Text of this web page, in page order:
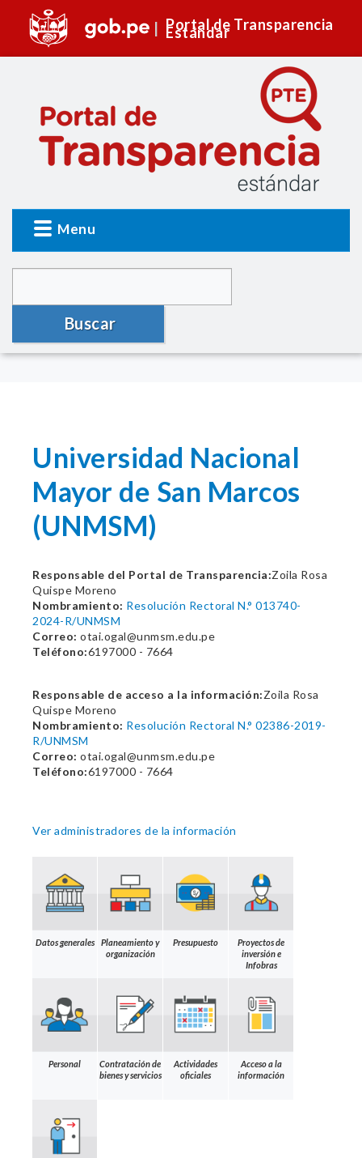
Portal de Transparencia
Estándar
Menu
Buscar
Universidad Nacional
Mayor de San Marcos
(UNMSM)
Responsable del Portal de Transparencia:Zoila Rosa
Quispe Moreno
Nombramiento: Resolución Rectoral N.° 013740-
2024-R/UNMSM
Correo: otai.ogal@unmsm.edu.pe
Teléfono:6197000 - 7664
Responsable de acceso a la información:Zoila Rosa
Quispe Moreno
Nombramiento: Resolución Rectoral N.° 02386-2019-
R/UNMSM
Correo: otai.ogal@unmsm.edu.pe
Teléfono:6197000 - 7664
Ver administradores de la información
Datos generales
Planeamiento y
organización
Presupuesto
Proyectos de
inversión e
Infobras
Personal
Contratación de
bienes y servicios
Actividades
oficiales
Acceso a la
información